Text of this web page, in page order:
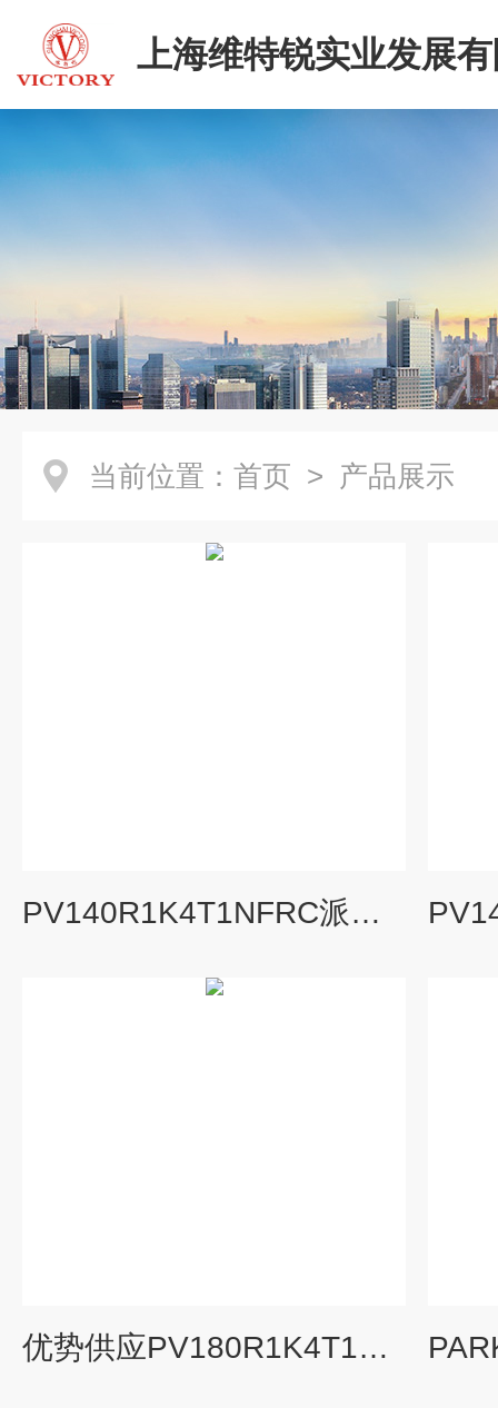
上海维特锐实业发展
当前位置： 首页 > 产品展示
PV140R1K4T1NFRC派克柱塞泵现货优势供应
优势供应PV180R1K4T1NFFC派克柱塞泵